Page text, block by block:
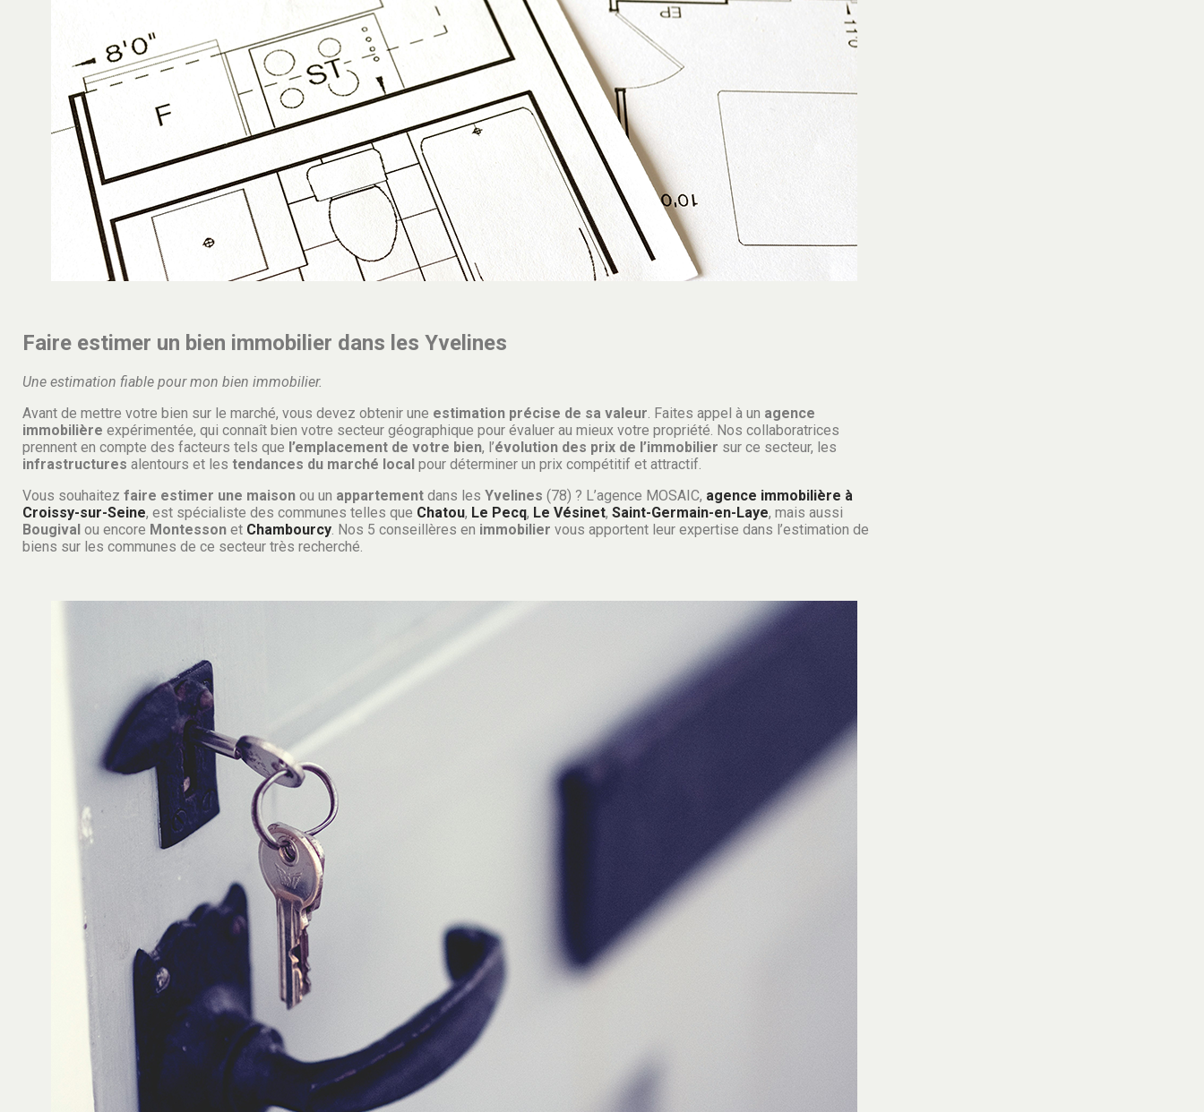
Faire estimer un bien immobilier dans les Yvelines
Une estimation fiable pour mon bien immobilier.
Avant de mettre votre bien sur le marché, vous devez obtenir une estimation précise de sa valeur. Faites appel à un agence
immobilière expérimentée, qui connaît bien votre secteur géographique pour évaluer au mieux votre propriété. Nos collaboratrices
prennent en compte des facteurs tels que l’emplacement de votre bien, l’évolution des prix de l’immobilier sur ce secteur, les
infrastructures alentours et les tendances du marché local pour déterminer un prix compétitif et attractif.
Vous souhaitez faire estimer une maison ou un appartement dans les Yvelines (78) ? L’agence MOSAIC, agence immobilière à
Croissy-sur-Seine, est spécialiste des communes telles que Chatou, Le Pecq, Le Vésinet, Saint-Germain-en-Laye, mais aussi
Bougival ou encore Montesson et Chambourcy. Nos 5 conseillères en immobilier vous apportent leur expertise dans l’estimation de
biens sur les communes de ce secteur très recherché.